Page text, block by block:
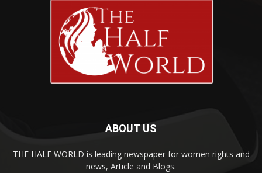
ABOUT US
THE HALF WORLD is leading newspaper for women rights and
news, Article and Blogs.